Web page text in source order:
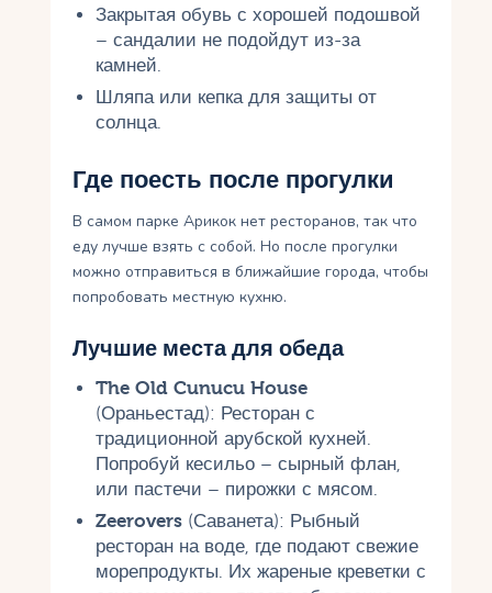
Закрытая обувь с хорошей подошвой
– сандалии не подойдут из-за
камней.
Шляпа или кепка для защиты от
солнца.
Где поесть после прогулки
В самом парке Арикок нет ресторанов, так что
еду лучше взять с собой. Но после прогулки
можно отправиться в ближайшие города, чтобы
попробовать местную кухню.
Лучшие места для обеда
The Old Cunucu House
(Ораньестад): Ресторан с
традиционной арубской кухней.
Попробуй кесильо – сырный флан,
или пастечи – пирожки с мясом.
Zeerovers(Саванета): Рыбный
ресторан на воде, где подают свежие
морепродукты. Их жареные креветки с